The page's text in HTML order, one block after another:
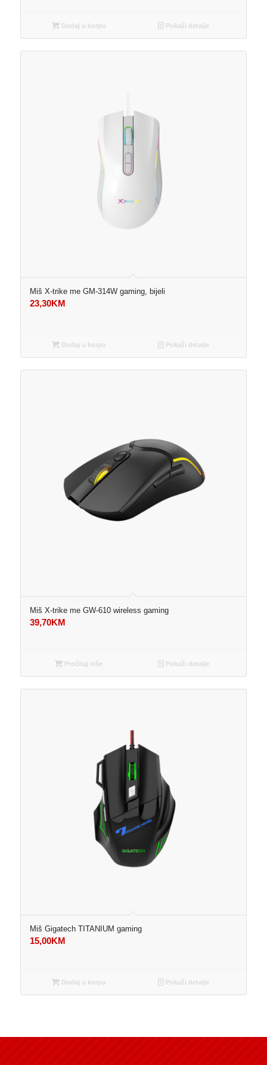
Dodaj u korpu Pokaži detalje
Miš X-trike me GM-314W gaming, bijeli
23,30KM
Dodaj u korpu Pokaži detalje
Miš X-trike me GW-610 wireless gaming
39,70KM
Pročitaj više Pokaži detalje
Miš Gigatech TITANIUM gaming
15,00KM
Dodaj u korpu Pokaži detalje